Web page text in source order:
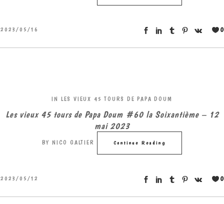
2023/05/16 0
IN LES VIEUX 45 TOURS DE PAPA DOUM
Les vieux 45 tours de Papa Doum #60 la Soixantième – 12
mai 2023
BY NICO GALTIER Continue Reading
2023/05/12 0